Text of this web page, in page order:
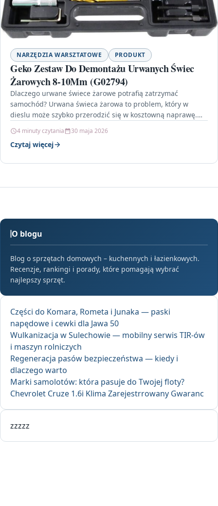
NARZĘDZIA WARSZTATOWE PRODUKT
Geko Zestaw Do Demontażu Urwanych Świec
Żarowych 8-10Mm (G02794)
Dlaczego urwane świece żarowe potrafią zatrzymać
samochód? Urwana świeca żarowa to problem, który w
dieslu może szybko przerodzić się w kosztowną naprawę.
4 minuty czytania 30 maja 2026
Czytaj więcej
O blogu
Blog o sprzętach domowych – kuchennych i łazienkowych.
Recenzje, rankingi i porady, które pomagają wybrać
najlepszy sprzęt.
Części do Komara, Rometa i Junaka — paski
napędowe i cewki dla Jawa 50
Wulkanizacja w Sulechowie — mobilny serwis TIR-ów
i maszyn rolniczych
Regeneracja pasów bezpieczeństwa — kiedy i
dlaczego warto
Marki samolotów: która pasuje do Twojej floty?
Chevrolet Cruze 1.6i Klima Zarejestrrowany Gwaranc
zzzzz